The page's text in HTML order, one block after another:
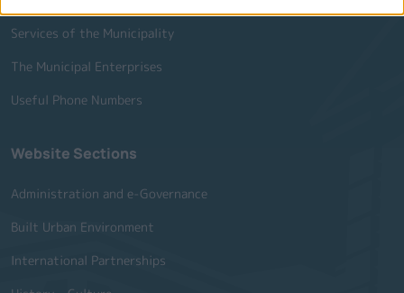
Services of the Municipality
The Municipal Enterprises
Useful Phone Numbers
Website Sections
Administration and e-Governance
Built Urban Environment
International Partnerships